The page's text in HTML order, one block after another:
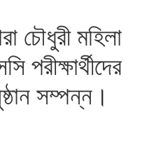
চৌধুরী মহিলা
সম্পন্ন।